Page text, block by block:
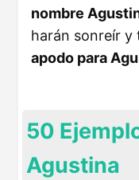
nombre
harán sonreír y
apodo para
50
Agustina